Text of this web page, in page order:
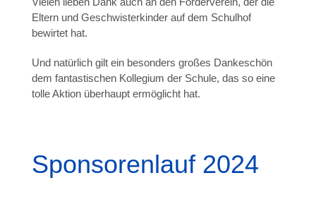
Eltern und Geschwisterkinder auf dem Schulhof
bewirtet hat.
Und natürlich gilt ein besonders großes Dankeschön
dem fantastischen Kollegium der Schule, das so eine
tolle Aktion überhaupt ermöglicht hat.
Sponsorenlauf 2024